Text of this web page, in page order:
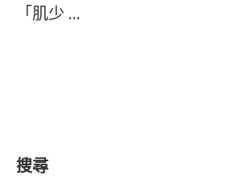
「肌少 …
搜尋